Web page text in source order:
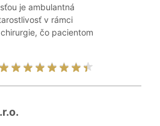
je ambulantná
v rámci
čo pacientom